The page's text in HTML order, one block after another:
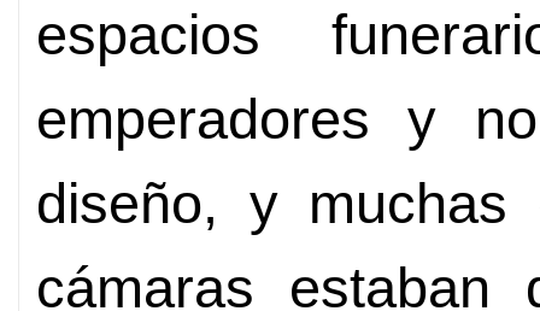
espacios
emperadores y
diseño, y
cámaras estaban